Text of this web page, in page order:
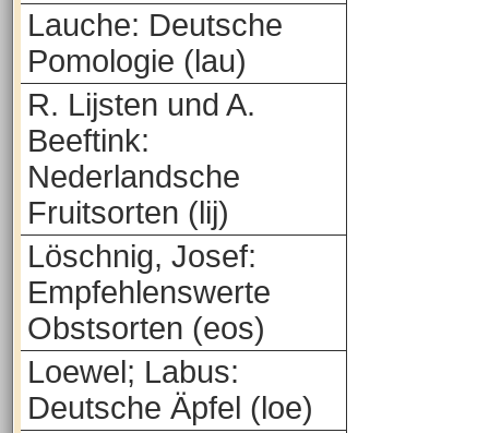
Lauche: Deutsche
Pomologie (lau)
R. Lijsten und A.
Beeftink:
Nederlandsche
Fruitsorten (lij)
Löschnig, Josef:
Empfehlenswerte
Obstsorten (eos)
Loewel; Labus:
Deutsche Äpfel (loe)